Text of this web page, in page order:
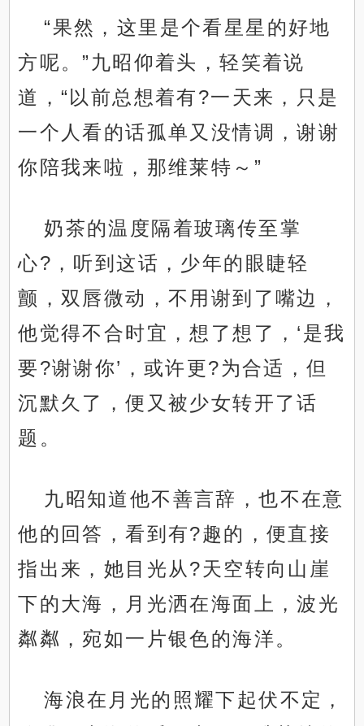
“果然，这里是个看星星的好地
方呢。”九昭仰着头，轻笑着说
道，“以前总想着有?一天来，只是
一个人看的话孤单又没情调，谢谢
你陪我来啦，那维莱特～”
奶茶的温度隔着玻璃传至掌
心?，听到这话，少年的眼睫轻
颤，双唇微动，不用谢到了嘴边，
他觉得不合时宜，想了想了，‘是我
要?谢谢你’，或许更?为合适，但
沉默久了，便又被少女转开了话
题。
九昭知道他不善言辞，也不在意
他的回答，看到有?趣的，便直接
指出来，她目光从?天空转向山崖
下的大海，月光洒在海面上，波光
粼粼，宛如一片银色的海洋。
海浪在月光的照耀下起伏不定，